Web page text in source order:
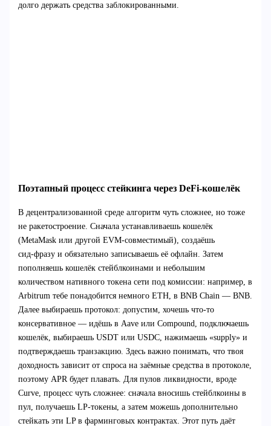
долго держать средства заблокированными.
Поэтапный процесс стейкинга через DeFi‑кошелёк
В децентрализованной среде алгоритм чуть сложнее, но тоже
не ракетостроение. Сначала устанавливаешь кошелёк
(MetaMask или другой EVM‑совместимый), создаёшь
сид‑фразу и обязательно записываешь её офлайн. Затем
пополняешь кошелёк стейблкоинами и небольшим
количеством нативного токена сети под комиссии: например, в
Arbitrum тебе понадобится немного ETH, в BNB Chain — BNB.
Далее выбираешь протокол: допустим, хочешь что‑то
консервативное — идёшь в Aave или Compound, подключаешь
кошелёк, выбираешь USDT или USDC, нажимаешь «supply» и
подтверждаешь транзакцию. Здесь важно понимать, что твоя
доходность зависит от спроса на заёмные средства в протоколе,
поэтому APR будет плавать. Для пулов ликвидности, вроде
Curve, процесс чуть сложнее: сначала вносишь стейблкоины в
пул, получаешь LP‑токены, а затем можешь дополнительно
стейкать эти LP в фарминговых контрактах. Этот путь даёт